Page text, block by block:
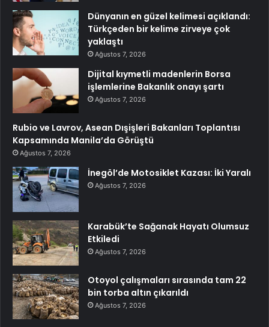
Dünyanın en güzel kelimesi açıklandı:
Türkçeden bir kelime zirveye çok
yaklaştı
Ağustos 7, 2026
Dijital kıymetli madenlerin Borsa
işlemlerine Bakanlık onayı şartı
Ağustos 7, 2026
Rubio ve Lavrov, Asean Dışişleri Bakanları Toplantısı
Kapsamında Manila’da Görüştü
Ağustos 7, 2026
İnegöl’de Motosiklet Kazası: İki Yaralı
Ağustos 7, 2026
Karabük’te Sağanak Hayatı Olumsuz
Etkiledi
Ağustos 7, 2026
Otoyol çalışmaları sırasında tam 22
bin torba altın çıkarıldı
Ağustos 7, 2026